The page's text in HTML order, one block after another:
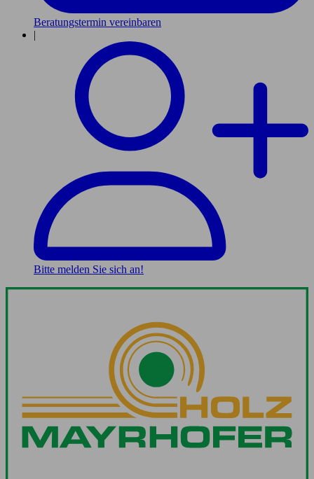
Beratungstermin vereinbaren
|
Bitte melden Sie sich an!